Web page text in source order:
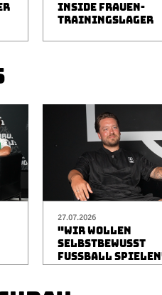
INSIDE FRAUEN-
TRAININGSLAGER
27.07.2026
"WIR WOLLEN
SELBSTBEWUSST
FUSSBALL